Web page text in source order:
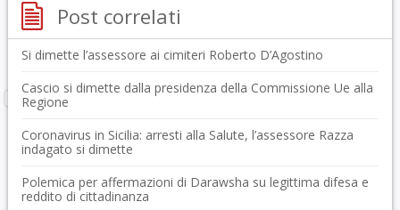
Post correlati
Si dimette l’assessore ai cimiteri Roberto D’Agostino
Cascio si dimette dalla presidenza della Commissione Ue alla
Regione
Coronavirus in Sicilia: arresti alla Salute, l’assessore Razza
indagato si dimette
Polemica per affermazioni di Darawsha su legittima difesa e
reddito di cittadinanza